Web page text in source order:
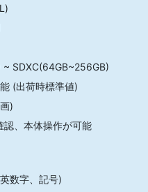
~ SDXC(64GB~256GB)
(出荷時標準値)
)
、本体操作が可能
数字、記号)